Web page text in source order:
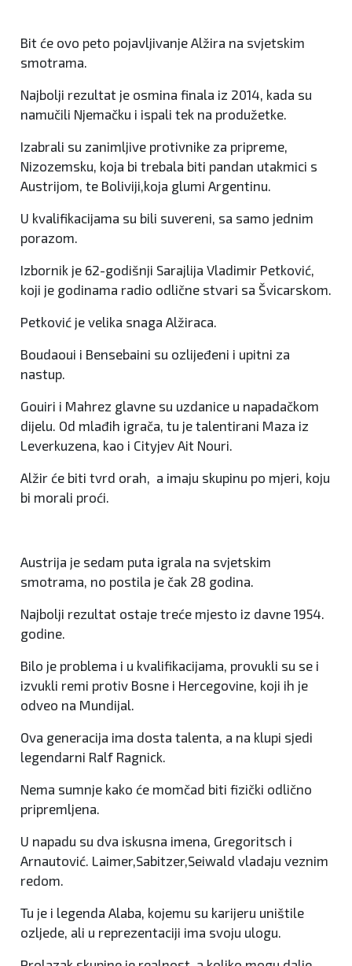
Bit će ovo peto pojavljivanje Alžira na svjetskim
smotrama.
Najbolji rezultat je osmina finala iz 2014, kada su
namučili Njemačku i ispali tek na produžetke.
Izabrali su zanimljive protivnike za pripreme,
Nizozemsku, koja bi trebala biti pandan utakmici s
Austrijom, te Boliviji,koja glumi Argentinu.
U kvalifikacijama su bili suvereni, sa samo jednim
porazom.
Izbornik je 62-godišnji Sarajlija Vladimir Petković,
koji je godinama radio odlične stvari sa Švicarskom.
Petković je velika snaga Alžiraca.
Boudaoui i Bensebaini su ozlijeđeni i upitni za
nastup.
Gouiri i Mahrez glavne su uzdanice u napadačkom
dijelu. Od mlađih igrača, tu je talentirani Maza iz
Leverkuzena, kao i Cityjev Ait Nouri.
Alžir će biti tvrd orah, a imaju skupinu po mjeri, koju
bi morali proći.
Austrija je sedam puta igrala na svjetskim
smotrama, no postila je čak 28 godina.
Najbolji rezultat ostaje treće mjesto iz davne 1954.
godine.
Bilo je problema i u kvalifikacijama, provukli su se i
izvukli remi protiv Bosne i Hercegovine, koji ih je
odveo na Mundijal.
Ova generacija ima dosta talenta, a na klupi sjedi
legendarni Ralf Ragnick.
Nema sumnje kako će momčad biti fizički odlično
pripremljena.
U napadu su dva iskusna imena, Gregoritsch i
Arnautović. Laimer,Sabitzer,Seiwald vladaju veznim
redom.
Tu je i legenda Alaba, kojemu su karijeru uništile
ozljede, ali u reprezentaciji ima svoju ulogu.